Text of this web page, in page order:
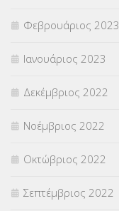
Φεβρουάριος 2023
Ιανουάριος 2023
Δεκέμβριος 2022
Νοέμβριος 2022
Οκτώβριος 2022
Σεπτέμβριος 2022